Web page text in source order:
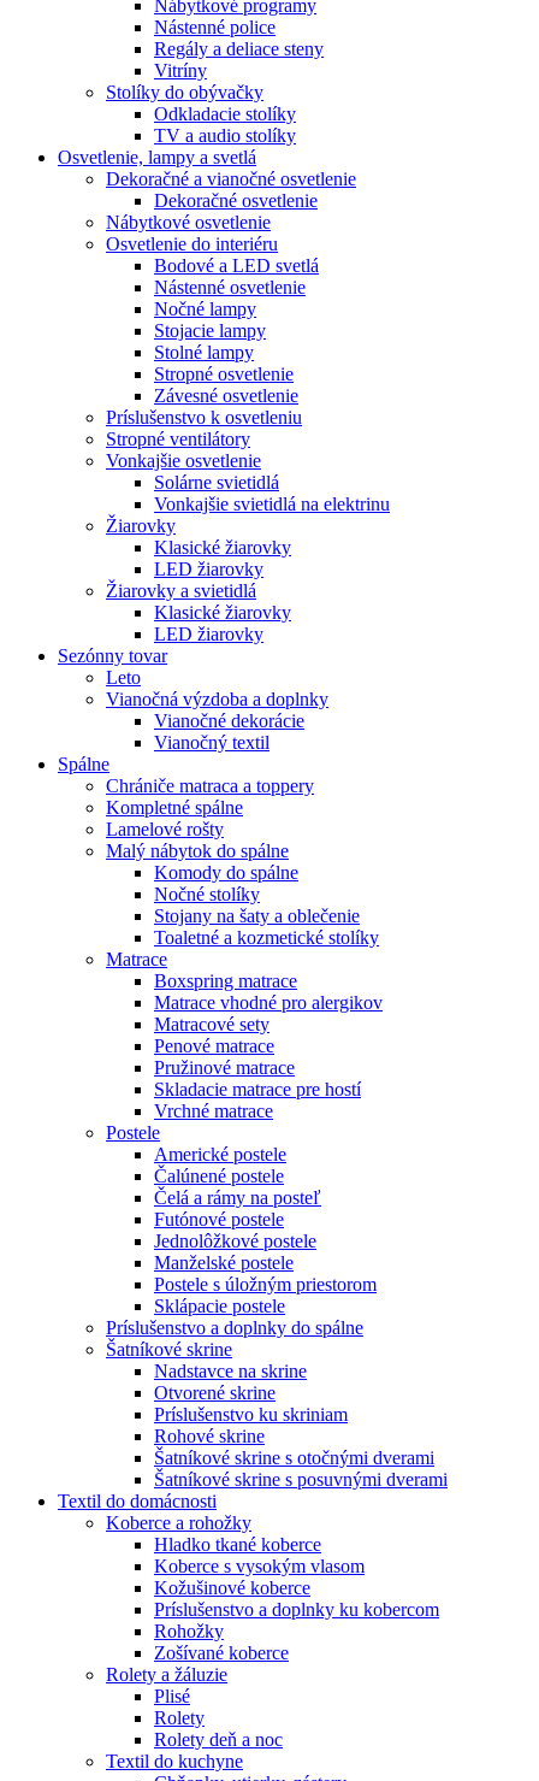
Nábytkové programy
Nástenné police
Regály a deliace steny
Vitríny
Stolíky do obývačky
Odkladacie stolíky
TV a audio stolíky
Osvetlenie, lampy a svetlá
Dekoračné a vianočné osvetlenie
Dekoračné osvetlenie
Nábytkové osvetlenie
Osvetlenie do interiéru
Bodové a LED svetlá
Nástenné osvetlenie
Nočné lampy
Stojacie lampy
Stolné lampy
Stropné osvetlenie
Závesné osvetlenie
Príslušenstvo k osvetleniu
Stropné ventilátory
Vonkajšie osvetlenie
Solárne svietidlá
Vonkajšie svietidlá na elektrinu
Žiarovky
Klasické žiarovky
LED žiarovky
Žiarovky a svietidlá
Klasické žiarovky
LED žiarovky
Sezónny tovar
Leto
Vianočná výzdoba a doplnky
Vianočné dekorácie
Vianočný textil
Spálne
Chrániče matraca a toppery
Kompletné spálne
Lamelové rošty
Malý nábytok do spálne
Komody do spálne
Nočné stolíky
Stojany na šaty a oblečenie
Toaletné a kozmetické stolíky
Matrace
Boxspring matrace
Matrace vhodné pro alergikov
Matracové sety
Penové matrace
Pružinové matrace
Skladacie matrace pre hostí
Vrchné matrace
Postele
Americké postele
Čalúnené postele
Čelá a rámy na posteľ
Futónové postele
Jednolôžkové postele
Manželské postele
Postele s úložným priestorom
Sklápacie postele
Príslušenstvo a doplnky do spálne
Šatníkové skrine
Nadstavce na skrine
Otvorené skrine
Príslušenstvo ku skriniam
Rohové skrine
Šatníkové skrine s otočnými dverami
Šatníkové skrine s posuvnými dverami
Textil do domácnosti
Koberce a rohožky
Hladko tkané koberce
Koberce s vysokým vlasom
Kožušinové koberce
Príslušenstvo a doplnky ku kobercom
Rohožky
Zošívané koberce
Rolety a žáluzie
Plisé
Rolety
Rolety deň a noc
Textil do kuchyne